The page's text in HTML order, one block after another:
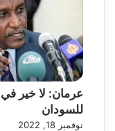
عرمان: لا خير
للسودان
نوفمبر 18, 2022